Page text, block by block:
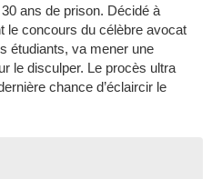
ans de prison. Décidé à
le concours du célèbre avocat
étudiants, va mener une
le disculper. Le procès ultra
chance d’éclaircir le